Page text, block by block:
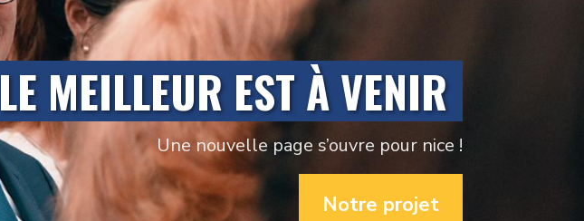
LE MEILLEUR EST À VENIR
Une nouvelle page s’ouvre pour nice !
Notre projet